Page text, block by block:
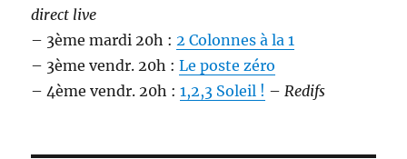
direct live
– 3ème mardi 20h :2 Colonnes à la 1
– 3ème vendr. 20h :Le poste zéro
– 4ème vendr. 20h :1,2,3 Soleil ! –Redifs